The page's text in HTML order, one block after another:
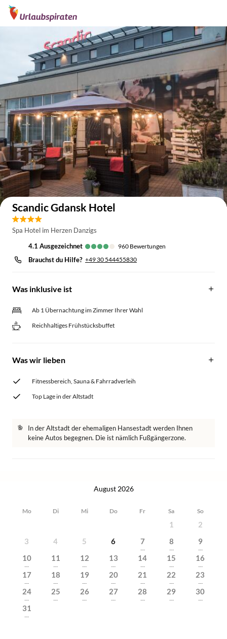
Auf der Karte anzeigen
Scandic Gdansk Hotel
Spa Hotel im Herzen Danzigs
4.1
ausgezeichnet 960 Bewertungen
Brauchst du Hilfe? +49 30 544455830
Was inklusive ist
Ab 1 Übernachtung im Zimmer Ihrer Wahl
Reichhaltiges Frühstücksbuffet
Was wir lieben
Fitnessbereich, Sauna & Fahrradverleih
Top Lage in der Altstadt
In der Altstadt der ehemaligen Hansestadt werden Ihnen
keine Autos begegnen. Die ist nämlich Fußgängerzone.
August 2026
Mo Di Mi Do Fr Sa So
1
2
3
4 5 6 7
---
8
---
9
---
10
---
11
---
12
---
13
---
14
---
15
---
16
---
17
---
18
---
19
---
20
---
21
---
22
---
23
---
24
---
25
---
26
---
27
---
28
---
29
---
30
---
31
---